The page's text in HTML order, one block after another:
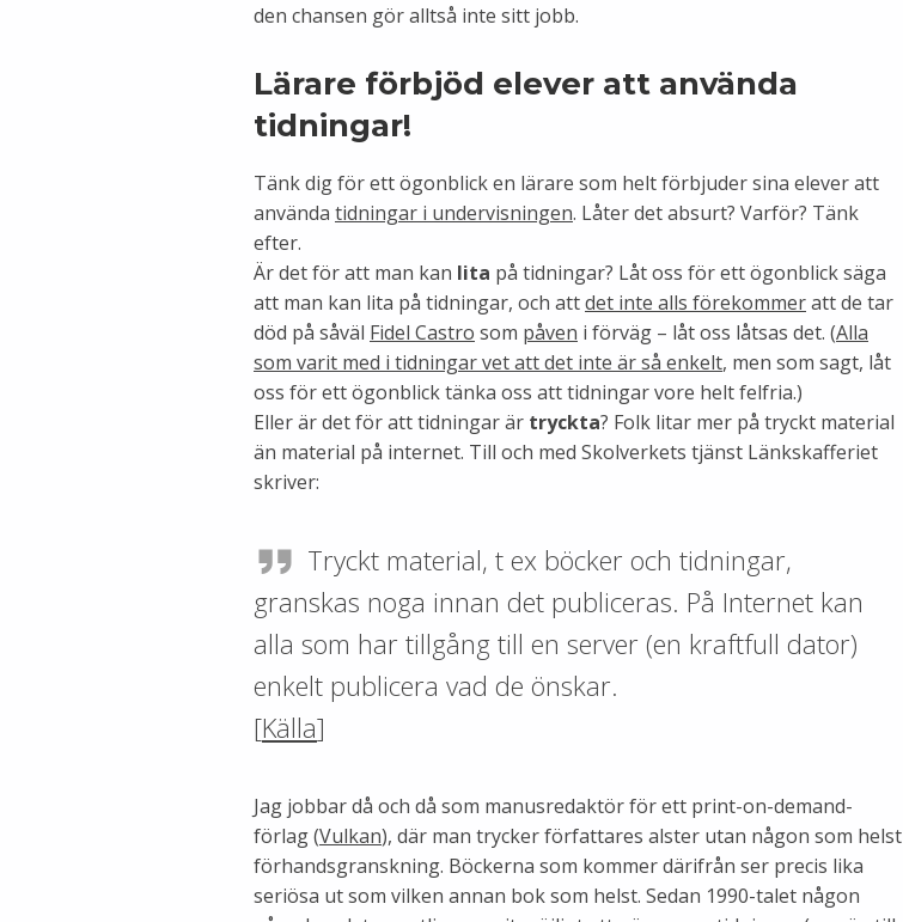
den chansen gör alltså inte sitt jobb.
Lärare förbjöd elever att använda
tidningar!
Tänk dig för ett ögonblick en lärare som helt förbjuder sina elever att
använda tidningar i undervisningen. Låter det absurt? Varför? Tänk
efter.
Är det för att man kan lita på tidningar? Låt oss för ett ögonblick säga
att man kan lita på tidningar, och attdet inte alls förekommeratt de tar
död på såväl Fidel Castro som påven i förväg – låt oss låtsas det. (Alla
som varit med i tidningar vet att det inte är så enkelt, men som sagt, låt
oss för ett ögonblick tänka oss att tidningar vore helt felfria.)
Eller är det för att tidningar är tryckta? Folk litar mer på tryckt material
än material på internet. Till och med Skolverkets tjänst Länkskafferiet
skriver:
Tryckt material, t ex böcker och tidningar,
granskas noga innan det publiceras. På Internet kan
alla som har tillgång till en server (en kraftfull dator)
enkelt publicera vad de önskar.
[Källa]
Jag jobbar då och då som manusredaktör för ett print-on-demand-
förlag (Vulkan), där man trycker författares alster utan någon som helst
förhandsgranskning. Böckerna som kommer därifrån ser precis lika
seriösa ut som vilken annan bok som helst. Sedan 1990-talet någon